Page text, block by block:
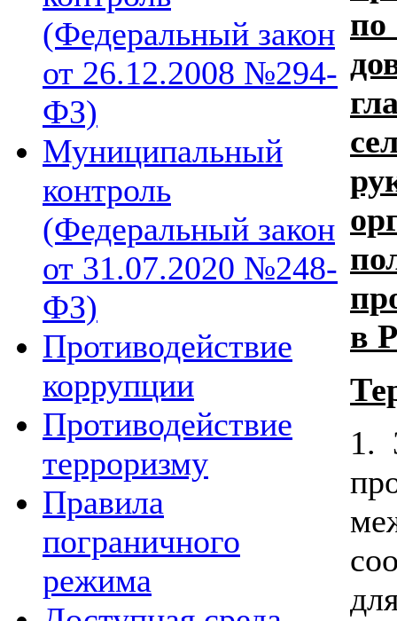
(Федеральный закон
от 26.12.2008 №294-
ФЗ)
Муниципальный
контроль
(Федеральный закон
от 31.07.2020 №248-
ФЗ)
Противодействие
коррупции
Противодействие
терроризму
Правила
пограничного
режима
в
1.